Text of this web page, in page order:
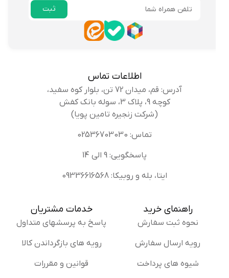
اطلاعات تماس
آدرس: قم، میدان 72 تن، بلوار کوه سفید،
کوچه 9، پلاک 3، سوله بانک کفش
(شرکت زنجیره تامین پویا)
تماس: 02536703030
پاسخگویی: 9 الی 14
ایتا، بله و روبیکا: 09336616568
راهنمای خرید
نحوه ثبت سفارش
رویه ارسال سفارش
شیوه های پرداخت
خدمات مشتریان
پاسخ به پرسشهای متداول
رویه های بازگرداندن کالا
قوانین و مقررات